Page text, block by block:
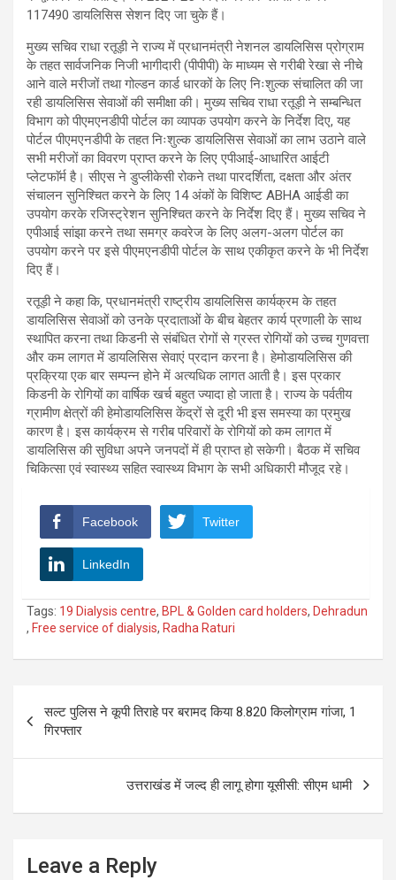
117490 डायलिसिस सेशन दिए जा चुके हैं।
मुख्य सचिव राधा रतूड़ी ने राज्य में प्रधानमंत्री नेशनल डायलिसिस प्रोग्राम
के तहत सार्वजनिक निजी भागीदारी (पीपीपी) के माध्यम से गरीबी रेखा से नीचे
आने वाले मरीजों तथा गोल्डन कार्ड धारकों के लिए निःशुल्क संचालित की जा
रही डायलिसिस सेवाओं की समीक्षा की। मुख्य सचिव राधा रतूड़ी ने सम्बन्धित
विभाग को पीएमएनडीपी पोर्टल का व्यापक उपयोग करने के निर्देश दिए, यह
पोर्टल पीएमएनडीपी के तहत निःशुल्क डायलिसिस सेवाओं का लाभ उठाने वाले
सभी मरीजों का विवरण प्राप्त करने के लिए एपीआई-आधारित आईटी
प्लेटफाॅर्म है। सीएस ने डुप्लीकेसी रोकने तथा पारदर्शिता, दक्षता और अंतर
संचालन सुनिश्चित करने के लिए 14 अंकों के विशिष्ट ABHA आईडी का
उपयोग करके रजिस्ट्रेशन सुनिश्चित करने के निर्देश दिए हैं। मुख्य सचिव ने
एपीआई सांझा करने तथा समग्र कवरेज के लिए अलग-अलग पोर्टल का
उपयोग करने पर इसे पीएमएनडीपी पोर्टल के साथ एकीकृत करने के भी निर्देश
दिए हैं।
रतूड़ी ने कहा कि, प्रधानमंत्री राष्ट्रीय डायलिसिस कार्यक्रम के तहत
डायलिसिस सेवाओं को उनके प्रदाताओं के बीच बेहतर कार्य प्रणाली के साथ
स्थापित करना तथा किडनी से संबंधित रोगों से ग्रस्त रोगियों को उच्च गुणवत्ता
और कम लागत में डायलिसिस सेवाएं प्रदान करना है। हेमोडायलिसिस की
प्रक्रिया एक बार सम्पन्न होने में अत्यधिक लागत आती है। इस प्रकार
किडनी के रोगियों का वार्षिक खर्च बहुत ज्यादा हो जाता है। राज्य के पर्वतीय
ग्रामीण क्षेत्रों की हेमोडायलिसिस केंद्रों से दूरी भी इस समस्या का प्रमुख
कारण है। इस कार्यक्रम से गरीब परिवारों के रोगियों को कम लागत में
डायलिसिस की सुविधा अपने जनपदों में ही प्राप्त हो सकेगी। बैठक में सचिव
चिकित्सा एवं स्वास्थ्य सहित स्वास्थ्य विभाग के सभी अधिकारी मौजूद रहे।
Facebook Twitter
LinkedIn
Tags: 19 Dialysis centre, BPL & Golden card holders, Dehradun
, Free service of dialysis, Radha Raturi
navigation
सल्ट पुलिस ने कूपी तिराहे पर बरामद किया 8.820 किलोग्राम गांजा, 1
गिरफ्तार
उत्तराखंड में जल्द ही लागू होगा यूसीसी: सीएम धामी
Leave a Reply